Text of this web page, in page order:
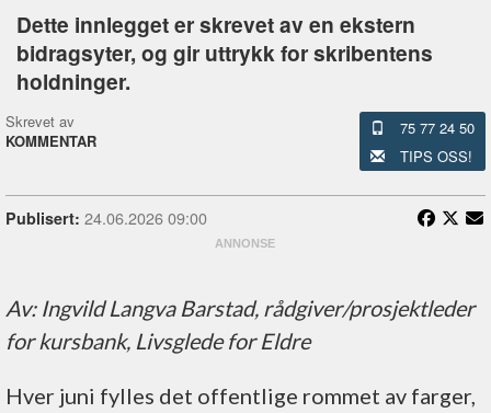
Dette innlegget er skrevet av en ekstern
bidragsyter, og gir uttrykk for skribentens
holdninger.
Skrevet av
KOMMENTAR
75 77 24 50
TIPS OSS!
Publisert: 24.06.2026 09:00
Av: Ingvild Langva Barstad, rådgiver/prosjektleder
for kursbank, Livsglede for Eldre
Hver juni fylles det offentlige rommet av farger,